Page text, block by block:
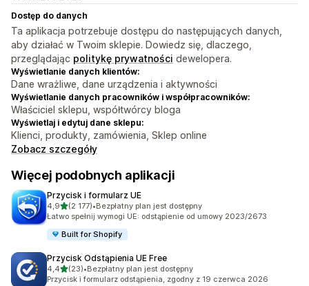
Dostęp do danych
Ta aplikacja potrzebuje dostępu do następujących danych,
aby działać w Twoim sklepie. Dowiedz się, dlaczego,
przeglądając politykę prywatności dewelopera.
Wyświetlanie danych klientów:
Dane wrażliwe, dane urządzenia i aktywności
Wyświetlanie danych pracowników i współpracowników:
Właściciel sklepu, współtwórcy bloga
Wyświetlaj i edytuj dane sklepu:
Klienci, produkty, zamówienia, Sklep online
Zobacz szczegóły
Więcej podobnych aplikacji
Przycisk i formularz UE
4,9na 5 gwiazdek
(2 177)
Łączna liczba recenzji: 2177
•Bezpłatny plan jest dostępny
Łatwo spełnij wymogi UE: odstąpienie od umowy 2023/2673
Built for Shopify
Przycisk Odstąpienia UE Free
4,4na 5 gwiazdek
(23)
Łączna liczba recenzji: 23
•Bezpłatny plan jest dostępny
Przycisk i formularz odstąpienia, zgodny z 19 czerwca 2026